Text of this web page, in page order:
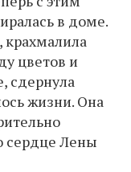
в доме.
крахмалила
цветов и
сдернула
жизни. Она
сердце Лены